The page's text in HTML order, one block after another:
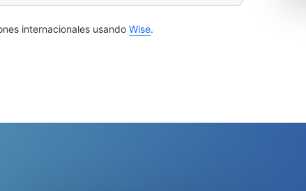
internacionales usando Wise.